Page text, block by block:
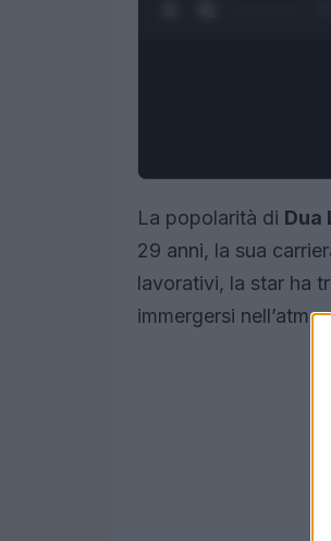
La popolarità di Dua
29 anni, la sua
lavorativi, la star ha
immergersi